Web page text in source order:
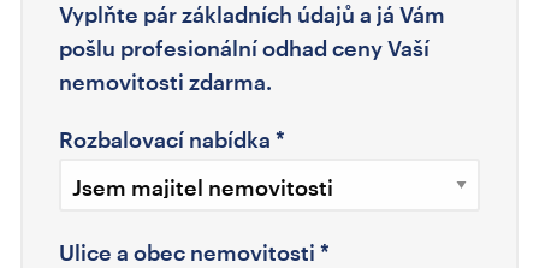
Vyplňte pár základních údajů a já Vám
pošlu profesionální odhad ceny Vaší
nemovitosti zdarma.
Rozbalovací nabídka *
Ulice a obec nemovitosti *